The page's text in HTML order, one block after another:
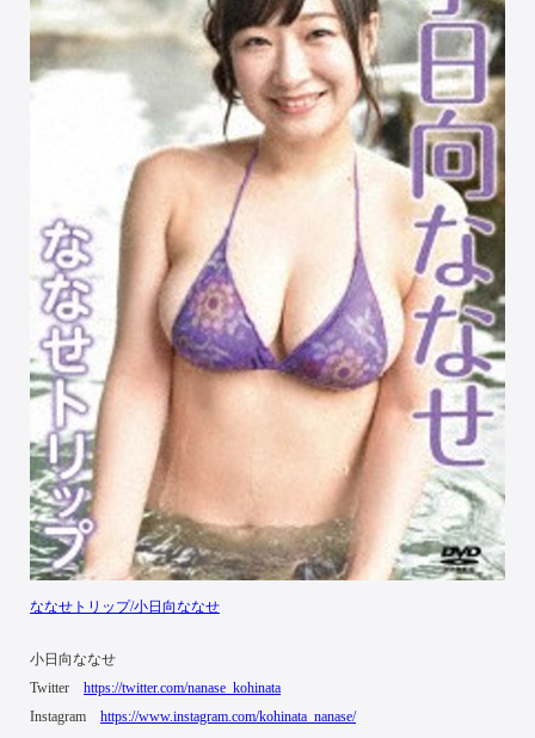
ななせトリップ/小日向ななせ
小日向ななせ
Twitter https://twitter.com/nanase_kohinata
Instagram https://www.instagram.com/kohinata_nanase/